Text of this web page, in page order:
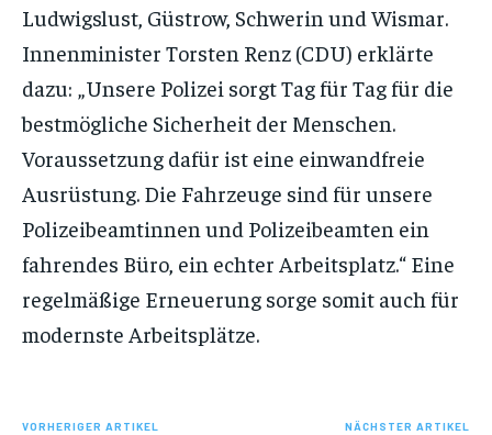
Ludwigslust, Güstrow, Schwerin und Wismar.
Innenminister Torsten Renz (CDU) erklärte
dazu: „Unsere Polizei sorgt Tag für Tag für die
bestmögliche Sicherheit der Menschen.
Voraussetzung dafür ist eine einwandfreie
Ausrüstung. Die Fahrzeuge sind für unsere
Polizeibeamtinnen und Polizeibeamten ein
fahrendes Büro, ein echter Arbeitsplatz.“ Eine
regelmäßige Erneuerung sorge somit auch für
modernste Arbeitsplätze.
VORHERIGER ARTIKEL NÄCHSTER ARTIKEL